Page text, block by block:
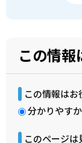
この情報
この情報はお
分かりやす
このページは